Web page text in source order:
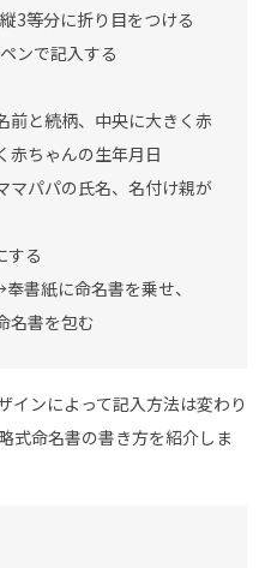
3等分に折り目をつける
ンで記入する
前と続柄、中央に大きく赤
赤ちゃんの生年月日
マパパの氏名、名付け親が
する
書紙に命名書を乗せ、
名書を包む
インによって記入方法は変わり
式命名書の書き方を紹介しま